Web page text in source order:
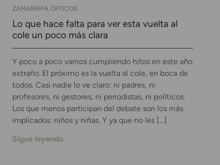
ZAMARRIPA ÓPTICOS
Lo que hace falta para ver esta vuelta al
cole un poco más clara
Y poco a poco vamos cumpliendo hitos en este año
extraño. El próximo es la vuelta al cole, en boca de
todos. Casi nadie lo ve claro: ni padres, ni
profesores, ni gestores, ni periodistas, ni políticos.
Los que menos participan del debate son los más
implicados: niños y niñas. Y ya que no les […]
Sigue leyendo